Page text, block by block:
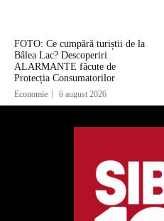
FOTO: Ce cumpără turiștii de la
Bâlea Lac? Descoperiri
ALARMANTE făcute de
Protecția Consumatorilor
Economie 6 august 2026